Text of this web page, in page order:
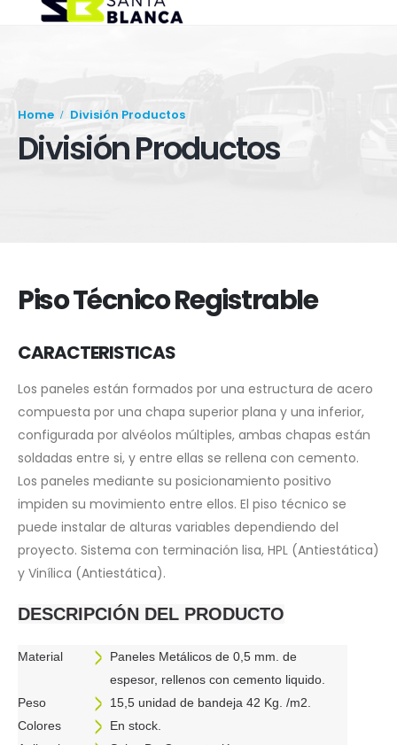
Home División Productos
División Productos
Piso Técnico Registrable
CARACTERISTICAS
Los paneles están formados por una estructura de acero
compuesta por una chapa superior plana y una inferior,
configurada por alvéolos múltiples, ambas chapas están
soldadas entre si, y entre ellas se rellena con cemento.
Los paneles mediante su posicionamiento positivo
impiden su movimiento entre ellos. El piso técnico se
puede instalar de alturas variables dependiendo del
proyecto. Sistema con terminación lisa, HPL (Antiestática)
y Vinílica (Antiestática).
DESCRIPCIÓN DEL PRODUCTO
Material
Peso
Colores
>
>
>
Paneles Metálicos de 0,5 mm. de
espesor, rellenos con cemento liquido.
15,5 unidad de bandeja 42 Kg. /m2.
En stock.